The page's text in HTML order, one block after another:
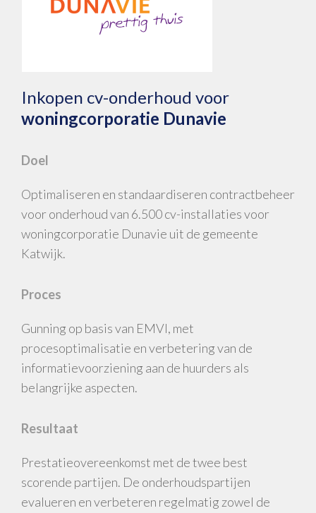
Inkopen cv-onderhoud voor
woningcorporatie Dunavie
Doel
Optimaliseren en standaardiseren contractbeheer
voor onderhoud van 6.500 cv-installaties voor
woningcorporatie Dunavie uit de gemeente
Katwijk.
Proces
Gunning op basis van EMVI, met
procesoptimalisatie en verbetering van de
informatievoorziening aan de huurders als
belangrijke aspecten.
Resultaat
Prestatieovereenkomst met de twee best
scorende partijen. De onderhoudspartijen
evalueren en verbeteren regelmatig zowel de